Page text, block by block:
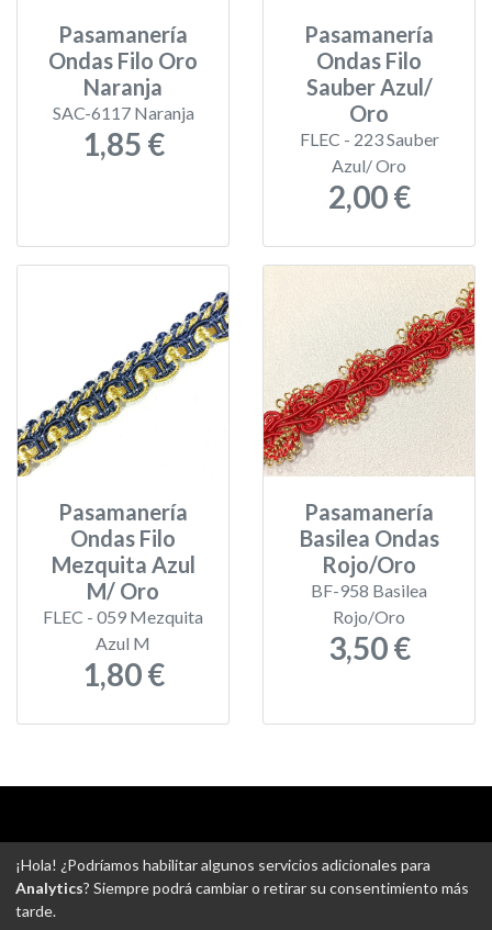
Pasamanería
Ondas Filo Oro
Naranja
SAC-6117 Naranja
1,85 €
Pasamanería
Ondas Filo
Sauber Azul/
Oro
FLEC - 223 Sauber
Azul/ Oro
2,00 €
Pasamanería
Ondas Filo
Mezquita Azul
M/ Oro
FLEC - 059 Mezquita
Azul M
1,80 €
Pasamanería
Basilea Ondas
Rojo/Oro
BF-958 Basilea
Rojo/Oro
3,50 €
-Gastos de envío-Uso de cookies-Ajustes de Cookies
¡Hola! ¿Podríamos habilitar algunos servicios adicionales para
Analytics? Siempre podrá cambiar o retirar su consentimiento más
tarde.